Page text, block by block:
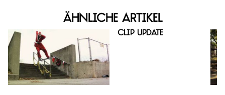
Ähnliche Artikel
Clip Update